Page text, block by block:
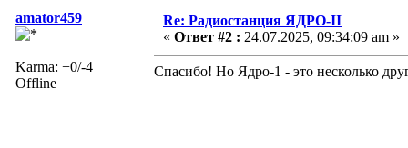
amator459
Karma: +0/-4
Offline
Re: Радиостанция ЯДРО-II
« Ответ #2 : 24.07.2025, 09:34:09 am »
Спасибо! Но Ядро-1 - это несколько